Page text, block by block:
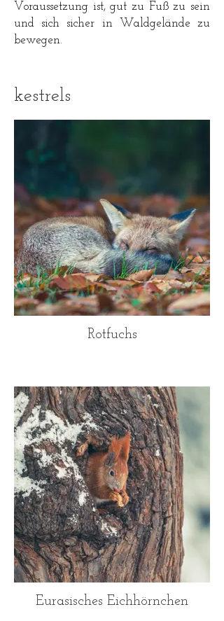
Voraussetzung ist, gut zu Fuß zu sein
und sich sicher in Waldgelände zu
bewegen.
kestrels
Rotfuchs
Eurasisches Eichhörnchen